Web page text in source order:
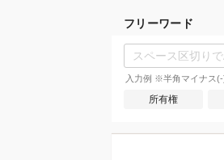
フリーワード
入力例 ※半角マイナス
所有権